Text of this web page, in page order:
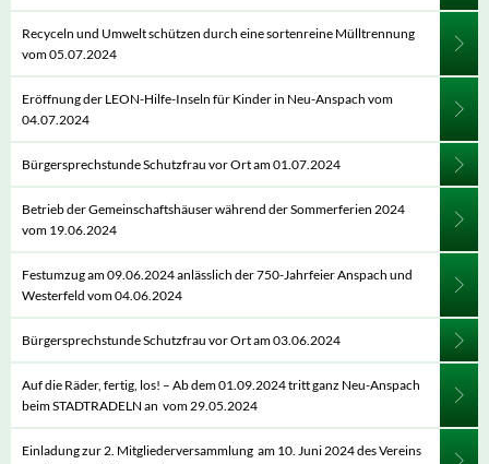
Recyceln und Umwelt schützen durch eine sortenreine Mülltrennung
vom 05.07.2024
Eröffnung der LEON-Hilfe-Inseln für Kinder in Neu-Anspach vom
04.07.2024
Bürgersprechstunde Schutzfrau vor Ort am 01.07.2024
Betrieb der Gemeinschaftshäuser während der Sommerferien 2024
vom 19.06.2024
Festumzug am 09.06.2024 anlässlich der 750-Jahrfeier Anspach und
Westerfeld vom 04.06.2024
Bürgersprechstunde Schutzfrau vor Ort am 03.06.2024
Auf die Räder, fertig, los! – Ab dem 01.09.2024 tritt ganz Neu-Anspach
beim STADTRADELN an vom 29.05.2024
Einladung zur 2. Mitgliederversammlung am 10. Juni 2024 des Vereins